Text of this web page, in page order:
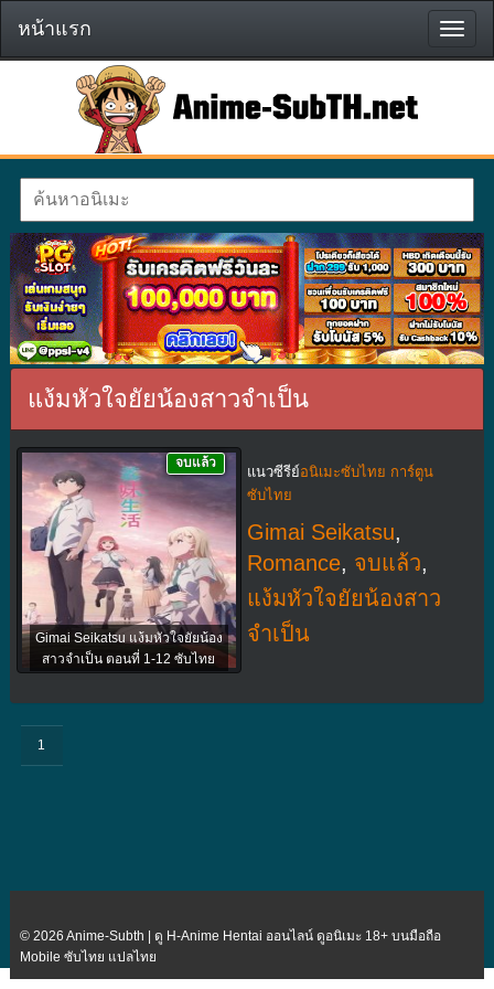
หน้า
แรก
หน้าแรก
แง้มหัวใจยัยน้องสาวจำเป็น
Gimai Seikatsu แง้มหัวใจยัยน้อง
สาวจำเป็น ตอนที่ 1-12 ซับไทย
จบแล้ว
แนวซีรีย์อนิเมะซับไทย การ์ตูน
ซับไทย
Gimai Seikatsu,
Romance, จบแล้ว,
แง้มหัวใจยัยน้องสาว
จำเป็น
1
© 2026 Anime-Subth | ดู H-Anime Hentai ออนไลน์ ดูอนิเมะ 18+ บนมือถือ
Mobile ซับไทย แปลไทย